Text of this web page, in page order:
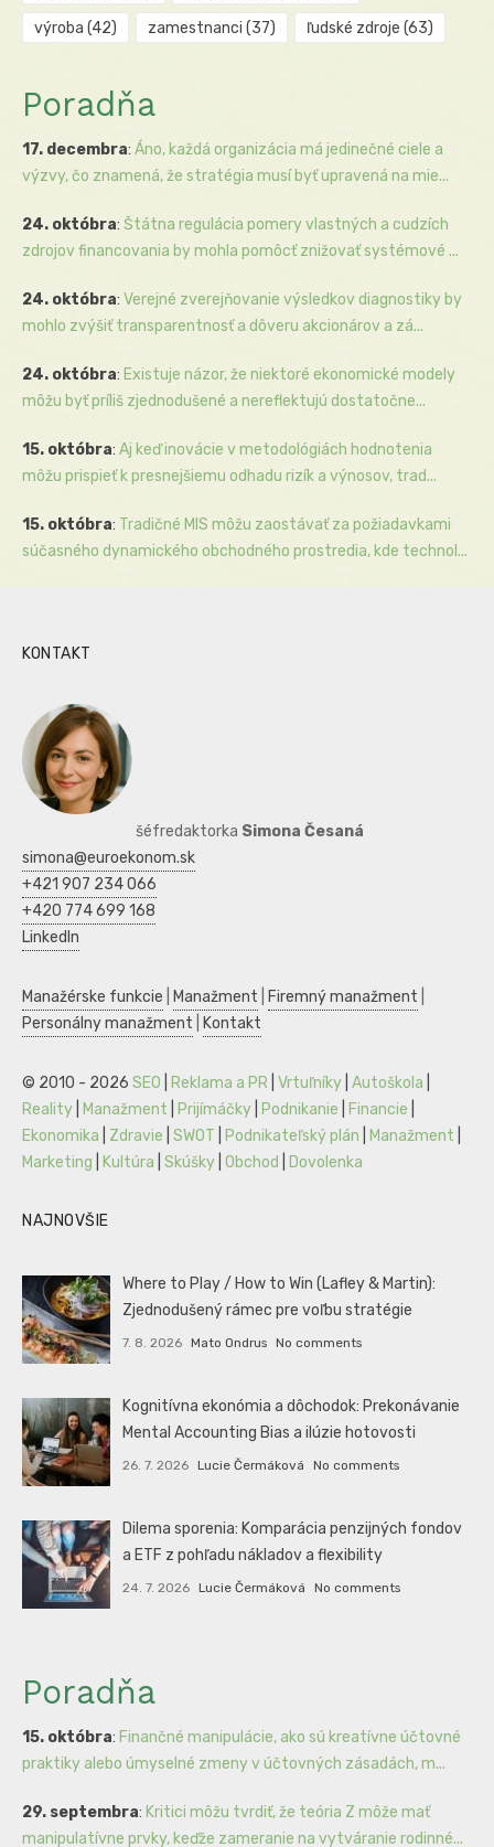
výroba (42) zamestnanci (37) ľudské zdroje (63)
Poradňa
17. decembra: Áno, každá organizácia má jedinečné ciele a
výzvy, čo znamená, že stratégia musí byť upravená na mie...
24. októbra: Štátna regulácia pomery vlastných a cudzích
zdrojov financovania by mohla pomôcť znižovať systémové ...
24. októbra: Verejné zverejňovanie výsledkov diagnostiky by
mohlo zvýšiť transparentnosť a dôveru akcionárov a zá...
24. októbra: Existuje názor, že niektoré ekonomické modely
môžu byť príliš zjednodušené a nereflektujú dostatočne...
15. októbra: Aj keď inovácie v metodológiách hodnotenia
môžu prispieť k presnejšiemu odhadu rizík a výnosov, trad...
15. októbra: Tradičné MIS môžu zaostávať za požiadavkami
súčasného dynamického obchodného prostredia, kde technol...
KONTAKT
šéfredaktorka Simona Česaná
simona@euroekonom.sk
+421 907 234 066
+420 774 699 168
LinkedIn
Manažérske funkcie Manažment Firemný manažment
Personálny manažment
Kontakt
© 2010 - 2026 SEO Reklama a PR Vrtuľníky Autoškola
Reality
Manažment Prijímáčky Podnikanie Financie
Ekonomika
Zdravie SWOT Podnikateľský plán Manažment
Marketing
Kultúra Skúšky Obchod Dovolenka
NAJNOVŠIE
Where to Play / How to Win (Lafley & Martin):
Zjednodušený rámec pre voľbu stratégie
7. 8. 2026 Mato Ondrus No comments
Kognitívna ekonómia a dôchodok: Prekonávanie
Mental Accounting Bias a ilúzie hotovosti
26. 7. 2026 Lucie Čermáková No comments
Dilema sporenia: Komparácia penzijných fondov
a ETF z pohľadu nákladov a flexibility
24. 7. 2026 Lucie Čermáková No comments
Poradňa
15. októbra: Finančné manipulácie, ako sú kreatívne účtovné
praktiky alebo úmyselné zmeny v účtovných zásadách, m...
29. septembra: Kritici môžu tvrdiť, že teória Z môže mať
manipulatívne prvky, keďže zameranie na vytváranie rodinné...